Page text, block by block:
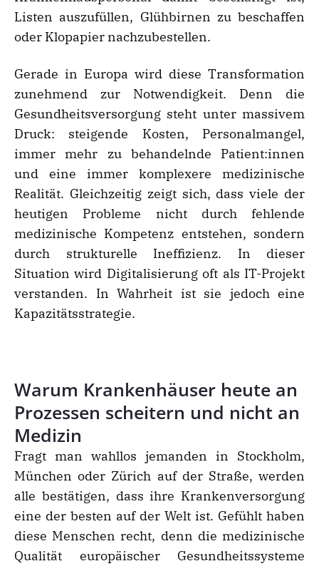
Listen auszufüllen, Glühbirnen zu beschaffen
oder Klopapier nachzubestellen.
Gerade in Europa wird diese Transformation
zunehmend zur Notwendigkeit. Denn die
Gesundheitsversorgung steht unter massivem
Druck: steigende Kosten, Personalmangel,
immer mehr zu behandelnde Patient:innen
und eine immer komplexere medizinische
Realität. Gleichzeitig zeigt sich, dass viele der
heutigen Probleme nicht durch fehlende
medizinische Kompetenz entstehen, sondern
durch strukturelle Ineffizienz. In dieser
Situation wird Digitalisierung oft als IT-Projekt
verstanden. In Wahrheit ist sie jedoch eine
Kapazitätsstrategie.
Warum Krankenhäuser heute an
Prozessen scheitern und nicht an
Medizin
Fragt man wahllos jemanden in Stockholm,
München oder Zürich auf der Straße, werden
alle bestätigen, dass ihre Krankenversorgung
eine der besten auf der Welt ist. Gefühlt haben
diese Menschen recht, denn die medizinische
Qualität europäischer Gesundheitssysteme